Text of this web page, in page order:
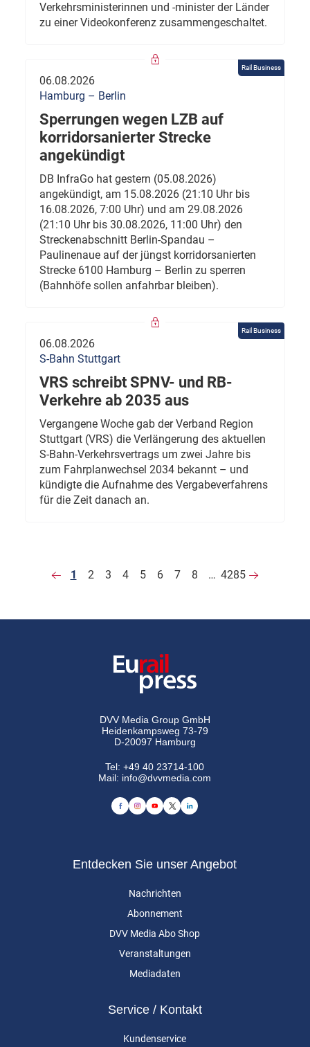
Verkehrsministerinnen und -minister der Länder
zu einer Videokonferenz zusammengeschaltet.
Rail Business
06.08.2026
Hamburg – Berlin
Sperrungen wegen LZB auf
korridorsanierter Strecke
angekündigt
DB InfraGo hat gestern (05.08.2026)
angekündigt, am 15.08.2026 (21:10 Uhr bis
16.08.2026, 7:00 Uhr) und am 29.08.2026
(21:10 Uhr bis 30.08.2026, 11:00 Uhr) den
Streckenabschnitt Berlin-Spandau –
Paulinenaue auf der jüngst korridorsanierten
Strecke 6100 Hamburg – Berlin zu sperren
(Bahnhöfe sollen anfahrbar bleiben).
Rail Business
06.08.2026
S-Bahn Stuttgart
VRS schreibt SPNV- und RB-
Verkehre ab 2035 aus
Vergangene Woche gab der Verband Region
Stuttgart (VRS) die Verlängerung des aktuellen
S-Bahn-Verkehrsvertrags um zwei Jahre bis
zum Fahrplanwechsel 2034 bekannt – und
kündigte die Aufnahme des Vergabeverfahrens
für die Zeit danach an.
1 2 3 4 5 6 7 8 … 4285
DVV Media Group GmbH
Heidenkampsweg 73-79
D-20097 Hamburg
Tel:+49 40 23714-100
Mail: info@dvvmedia.com
Entdecken Sie unser Angebot
Nachrichten
Abonnement
DVV Media Abo Shop
Veranstaltungen
Mediadaten
Service / Kontakt
Kundenservice